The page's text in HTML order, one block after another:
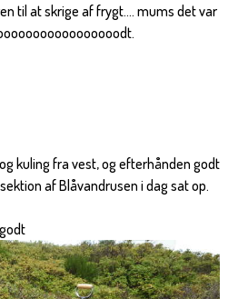
til at skrige af frygt.... mums det var
kuling fra vest, og efterhånden godt
af Blåvandrusen i dag sat op.